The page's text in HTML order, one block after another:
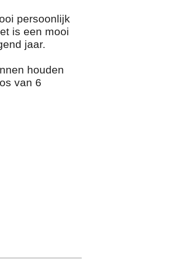
persoonlijk
is een mooi
jaar.
houden
van 6